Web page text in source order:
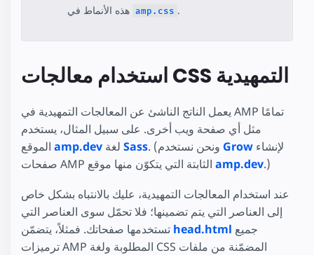
amp.css .
استخدام معالجات CSS التمهيدية
يعمل الناتج الناشئ عن المعالجات التمهيدية في AMP تمامًا
مثل أي صفحة ويب أخرى. على سبيل المثال، يستخدم
amp.dev Sass Grow
amp.dev.)
عند استخدام المعالجات التمهيدية، عليك بالانتباه بشكل خاص
إلى العناصر التي يتم تضمينها؛ فلا تحمّل سوى العناصر التي
head.html
ترميزات AMP المطلوبة ولغة CSS المضمّنة من ملفات